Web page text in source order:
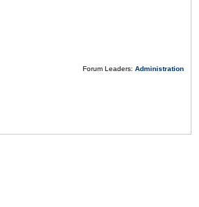
Forum Leaders: Administration